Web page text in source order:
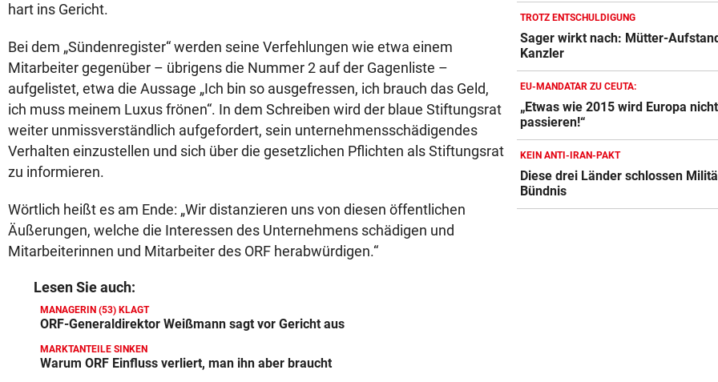
hart ins Gericht.
Bei dem „Sündenregister“ werden seine Verfehlungen wie etwa einem
Mitarbeiter gegenüber – übrigens die Nummer 2 auf der Gagenliste –
aufgelistet, etwa die Aussage „Ich bin so ausgefressen, ich brauch das Geld,
ich muss meinem Luxus frönen“. In dem Schreiben wird der blaue Stiftungsrat
weiter unmissverständlich aufgefordert, sein unternehmensschädigendes
Verhalten einzustellen und sich über die gesetzlichen Pflichten als Stiftungsrat
zu informieren.
Wörtlich heißt es am Ende: „Wir distanzieren uns von diesen öffentlichen
Äußerungen, welche die Interessen des Unternehmens schädigen und
Mitarbeiterinnen und Mitarbeiter des ORF herabwürdigen.“
Lesen Sie auch:
MANAGERIN (53) KLAGT
ORF-Generaldirektor Weißmann sagt vor Gericht aus
MARKTANTEILE SINKEN
Warum ORF Einfluss verliert, man ihn aber braucht
Schutz vor Drohnen?
hat keinen Plan
3:1 nach 0:1! Altach dreht
gegen WSG Tirol
KRITIK AUS POLITIK
Theater stellt Planschbecken
300.000 Euro auf
NACH WIEN AUF MYKONOS
TROTZ ENTSCHULDIGUNG
Sager wirkt nach: Mütter-
Kanzler
EU-MANDATAR ZU CEUTA:
„Etwas wie 2015 wird Europa
passieren!“
KEIN ANTI-IRAN-PAKT
Diese drei Länder schlossen
Bündnis